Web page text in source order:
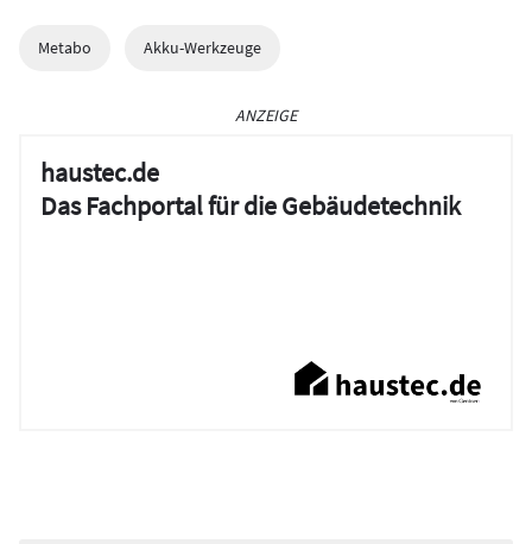
Metabo Akku-Werkzeuge
ANZEIGE
haustec.de
Das Fachportal für die Gebäudetechnik